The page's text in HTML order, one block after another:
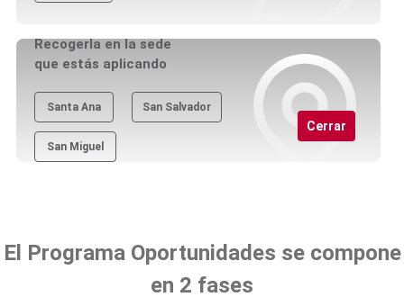
Cerrar
Recogerla en la sede
que estás aplicando
Santa Ana San Salvador
San Miguel
El Programa Oportunidades se compone
en 2 fases